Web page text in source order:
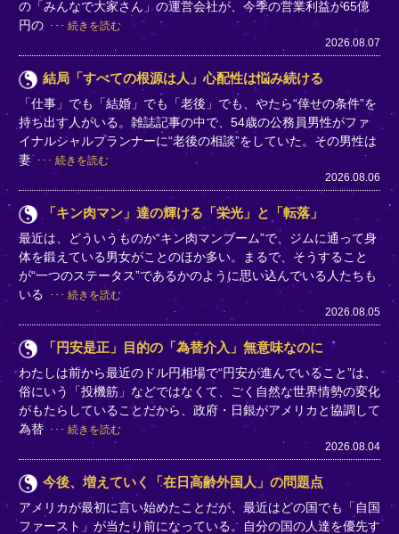
の「みんなで大家さん」の運営会社が、今季の営業利益が65億
円の
続きを読む
2026.08.07
結局「すべての根源は人」心配性は悩み続ける
「仕事」でも「結婚」でも「老後」でも、やたら“倖せの条件”を
持ち出す人がいる。雑誌記事の中で、54歳の公務員男性がファ
イナルシャルプランナーに“老後の相談”をしていた。その男性は
妻
続きを読む
2026.08.06
「キン肉マン」達の輝ける「栄光」と「転落」
最近は、どういうものか“キン肉マンブーム”で、ジムに通って身
体を鍛えている男女がことのほか多い。まるで、そうすること
が“一つのステータス”であるかのように思い込んでいる人たちも
いる
続きを読む
2026.08.05
「円安是正」目的の「為替介入」無意味なのに
わたしは前から最近のドル円相場で“円安が進んでいること”は、
俗にいう「投機筋」などではなくて、ごく自然な世界情勢の変化
がもたらしていることだから、政府・日銀がアメリカと協調して
為替
続きを読む
2026.08.04
今後、増えていく「在日高齢外国人」の問題点
アメリカが最初に言い始めたことだが、最近はどの国でも「自国
ファースト」が当たり前になっている。自分の国の人達を優先す